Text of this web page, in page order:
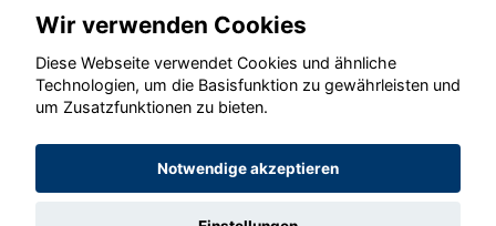
© konjunkturmotor.de GmbH 2020 - 2026
Wir verwenden Cookies
Diese Webseite verwendet Cookies und ähnliche
Technologien, um die Basisfunktion zu gewährleisten und
um Zusatzfunktionen zu bieten.
Notwendige akzeptieren